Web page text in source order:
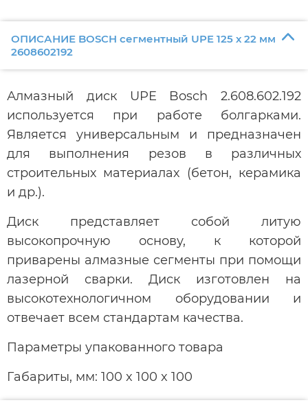
ОПИСАНИЕ BOSCH сегментный UPE 125 х 22 мм
2608602192
Алмазный диск UPE Bosch 2.608.602.192
используется при работе болгарками.
Является универсальным и предназначен
для выполнения резов в различных
строительных материалах (бетон, керамика
и др.).
Диск представляет собой литую
высокопрочную основу, к которой
приварены алмазные сегменты при помощи
лазерной сварки. Диск изготовлен на
высокотехнологичном оборудовании и
отвечает всем стандартам качества.
Параметры упакованного товара
Габариты, мм: 100 x 100 x 100